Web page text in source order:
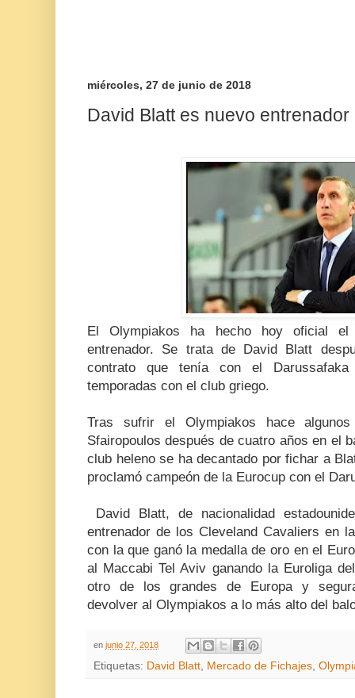
miércoles, 27 de junio de 2018
David Blatt es nuevo
El Olympiakos ha hecho hoy oficial el
entrenador. Se trata de David Blatt
contrato que tenía con el
temporadas con el club griego.
Tras sufrir el Olympiakos hace
Sfairopoulos después de cuatro años en el
club heleno se ha decantado por fichar a
proclamó campeón de la Eurocup con el
David Blatt, de nacionalidad
entrenador de los Cleveland Cavaliers en
con la que ganó la medalla de oro en el
al Maccabi Tel Aviv ganando la Euroliga
otro de los grandes de Europa y
devolver al Olympiakos a lo más alto del
en junio 27, 2018
Etiquetas: David Blatt, Mercado de Fichajes,